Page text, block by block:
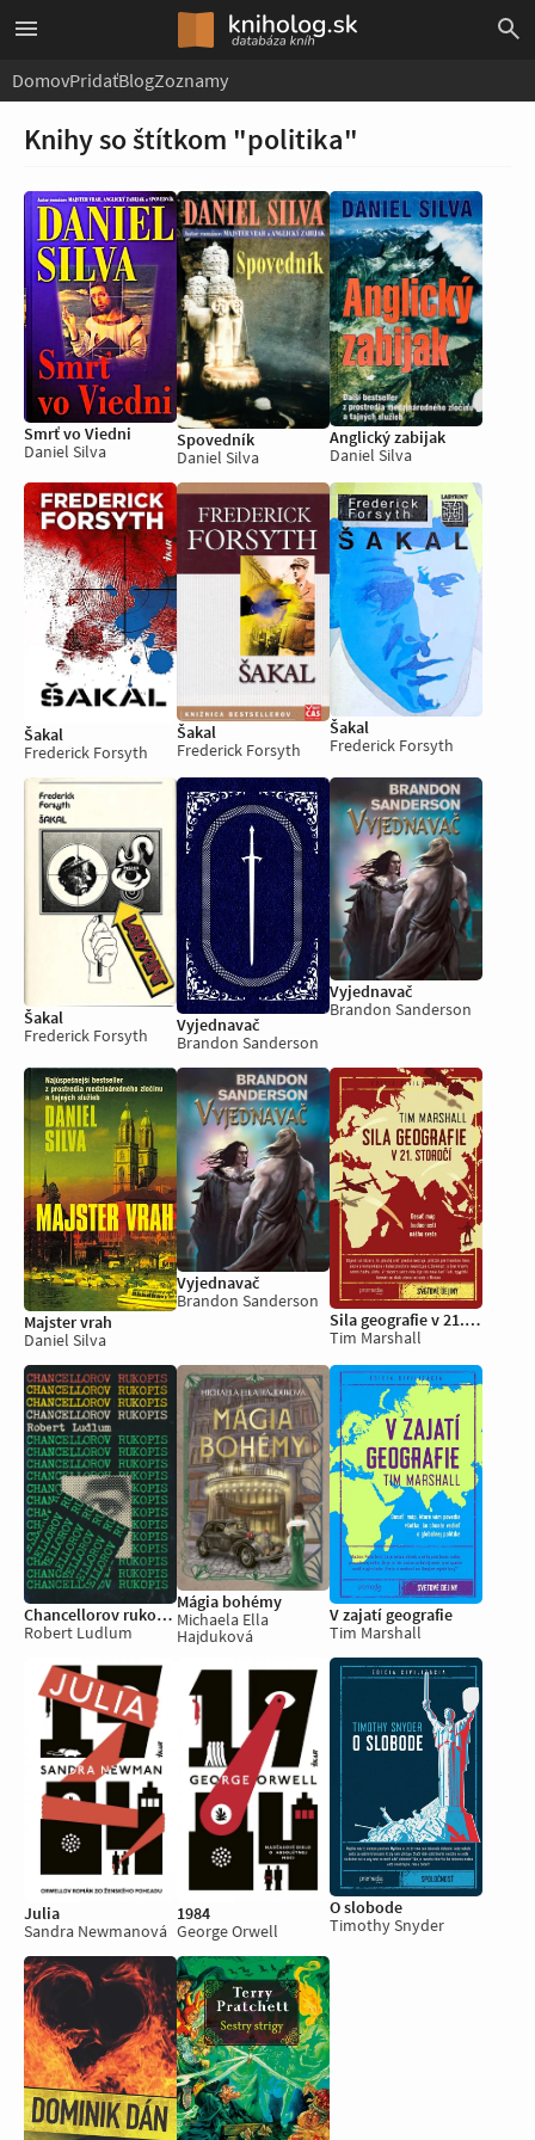
DomovPridaťBlogZoznamy
Knihy so štítkom "politika"
Smrť vo Viedni
Daniel Silva
Spovedník
Daniel Silva
Anglický zabijak
Daniel Silva
Šakal
Frederick Forsyth
Šakal
Frederick Forsyth
Šakal
Frederick Forsyth
Šakal
Frederick Forsyth
Vyjednavač
Brandon Sanderson
Vyjednavač
Brandon Sanderson
Majster vrah
Daniel Silva
Vyjednavač
Brandon Sanderson
Sila geografie v 21. storočí
Tim Marshall
Chancellorov rukopis
Robert Ludlum
Mágia bohémy
Michaela Ella
Hajduková
V zajatí geografie
Tim Marshall
Julia
Sandra Newmanová
1984
George Orwell
O slobode
Timothy Snyder